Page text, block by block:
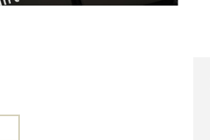
szolgáltatás
üzleti